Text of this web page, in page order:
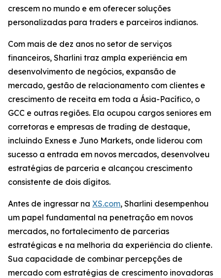
crescem no mundo e em oferecer soluções
personalizadas para traders e parceiros indianos.
Com mais de dez anos no setor de serviços
financeiros, Sharlini traz ampla experiência em
desenvolvimento de negócios, expansão de
mercado, gestão de relacionamento com clientes e
crescimento de receita em toda a Ásia-Pacífico, o
GCC e outras regiões. Ela ocupou cargos seniores em
corretoras e empresas de trading de destaque,
incluindo Exness e Juno Markets, onde liderou com
sucesso a entrada em novos mercados, desenvolveu
estratégias de parceria e alcançou crescimento
consistente de dois dígitos.
Antes de ingressar na XS.com, Sharlini desempenhou
um papel fundamental na penetração em novos
mercados, no fortalecimento de parcerias
estratégicas e na melhoria da experiência do cliente.
Sua capacidade de combinar percepções de
mercado com estratégias de crescimento inovadoras